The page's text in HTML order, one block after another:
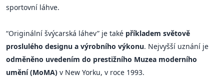
sportovní láhve.
“Originální švýcarská láhev” je také příkladem světově
proslulého designu a výrobního výkonu. Nejvyšší uznání je
odměněno uvedením do prestižního Muzea moderního
umění (MoMA) v New Yorku, v roce 1993.